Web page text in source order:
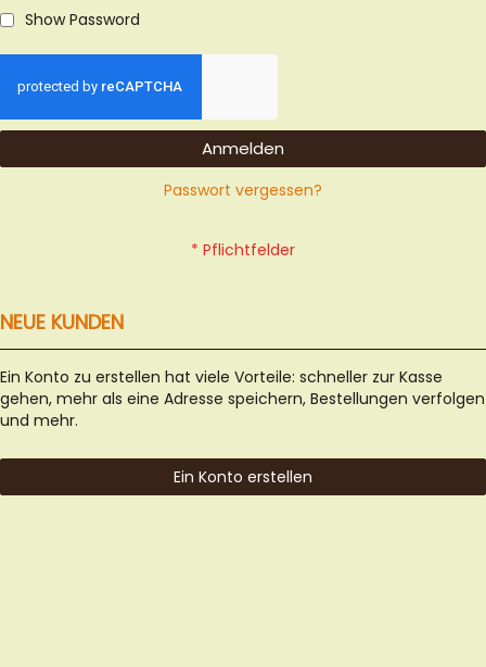
Show Password
Anmelden
Passwort vergessen?
NEUE KUNDEN
Ein Konto zu erstellen hat viele Vorteile: schneller zur Kasse
gehen, mehr als eine Adresse speichern, Bestellungen verfolgen
und mehr.
Ein Konto erstellen